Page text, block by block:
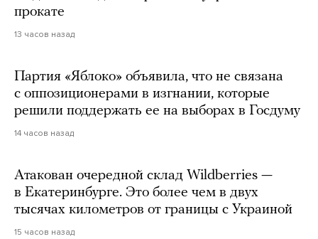
прокате
13 часов назад
Партия «Яблоко» объявила, что не связана
с оппозиционерами в изгнании, которые
решили поддержать ее на выборах в Госдуму
14 часов назад
Атакован очередной склад Wildberries —
в Екатеринбурге. Это более чем в двух
тысячах километров от границы с Украиной
15 часов назад